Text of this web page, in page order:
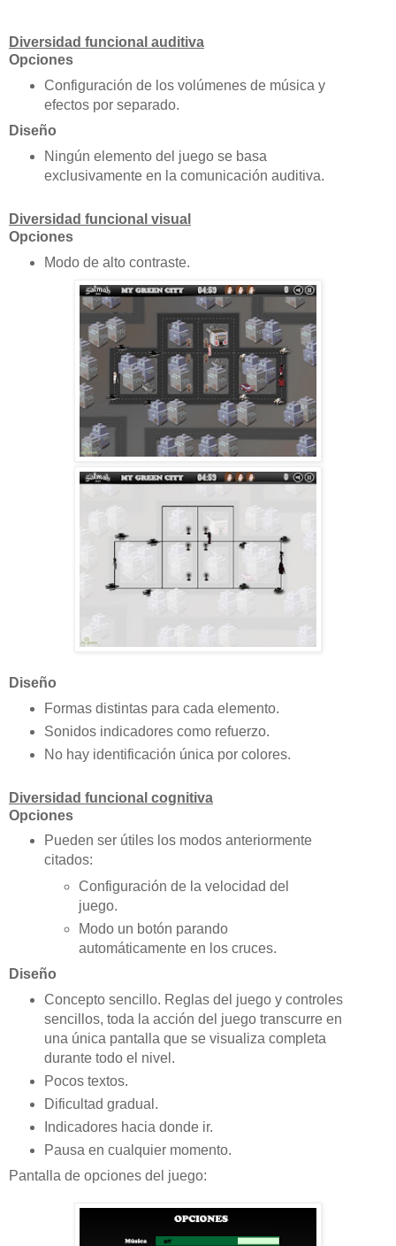
Diversidad funcional auditiva
Opciones
Configuración de los volúmenes de música y
efectos por separado.
Diseño
Ningún elemento del juego se basa
exclusivamente en la comunicación auditiva.
Diversidad funcional visual
Opciones
Modo de alto contraste.
Diseño
Formas distintas para cada elemento.
Sonidos indicadores como refuerzo.
No hay identificación única por colores.
Diversidad funcional cognitiva
Opciones
Pueden ser útiles los modos anteriormente
citados:
Configuración de la velocidad del
juego.
Modo un botón parando
automáticamente en los cruces.
Diseño
Concepto sencillo. Reglas del juego y controles
sencillos, toda la acción del juego transcurre en
una única pantalla que se visualiza completa
durante todo el nivel.
Pocos textos.
Dificultad gradual.
Indicadores hacia donde ir.
Pausa en cualquier momento.
Pantalla de opciones del juego: